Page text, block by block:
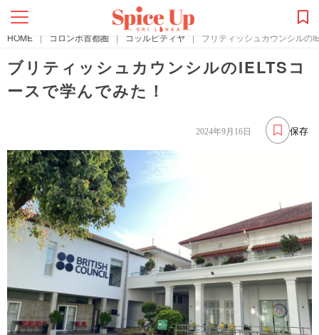
HOME | コロンボ首都圏 | コッルピティヤ | ブリティッシュカウンシルの
ブリティッシュカウンシルのIELTSコ
ースで学んでみた！
保存
2024年9月16日